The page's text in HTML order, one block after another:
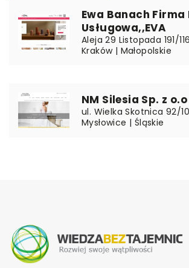
Ewa Banach
Usługowa,,EVA
Aleja 29 Listopada 191/
Kraków | Małopolskie
NM Silesia Sp. z o.o
ul. Wielka Skotnica 92/
Mysłowice | Śląskie